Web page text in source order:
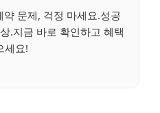
약 문제, 걱정 마세요.성공
.지금 바로 확인하고 혜택
세요!